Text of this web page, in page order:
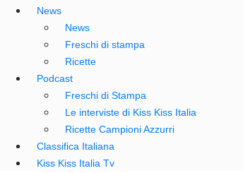
News
News
Freschi di stampa
Ricette
Podcast
Freschi di Stampa
Le interviste di Kiss Kiss Italia
Ricette Campioni Azzurri
Classifica Italiana
Kiss Kiss Italia Tv